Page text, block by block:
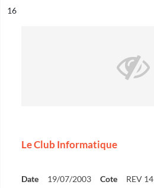
n°
16
Le Club Informatique
Date 19/07/2003 Cote REV 14